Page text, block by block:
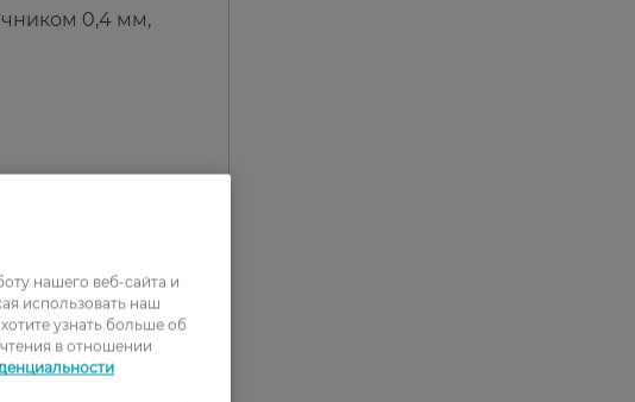
0,4 мм,
нашего веб-сайта и
использовать наш
узнать больше об
в отношении